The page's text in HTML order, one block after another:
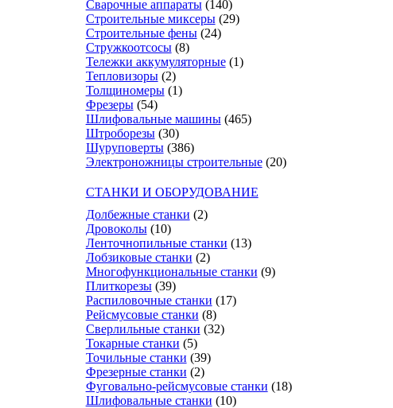
Сварочные аппараты (140)
Строительные миксеры (29)
Строительные фены (24)
Стружкоотсосы (8)
Тележки аккумуляторные (1)
Тепловизоры (2)
Толщиномеры (1)
Фрезеры (54)
Шлифовальные машины (465)
Штроборезы (30)
Шуруповерты (386)
Электроножницы строительные (20)
СТАНКИ И ОБОРУДОВАНИЕ
Долбежные станки (2)
Дровоколы (10)
Ленточнопильные станки (13)
Лобзиковые станки (2)
Многофункциональные станки (9)
Плиткорезы (39)
Распиловочные станки (17)
Рейсмусовые станки (8)
Сверлильные станки (32)
Токарные станки (5)
Точильные станки (39)
Фрезерные станки (2)
Фуговально-рейсмусовые станки (18)
Шлифовальные станки (10)